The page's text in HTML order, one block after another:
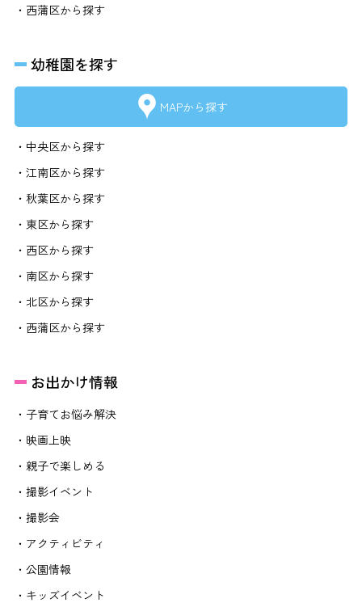
・西蒲区から探す
幼稚園を探す
MAPから探す
・中央区から探す
・江南区から探す
・秋葉区から探す
・東区から探す
・西区から探す
・南区から探す
・北区から探す
・西蒲区から探す
お出かけ情報
・子育てお悩み解決
・映画上映
・親子で楽しめる
・撮影イベント
・撮影会
・アクティビティ
・公園情報
・キッズイベント